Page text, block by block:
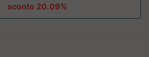
sconto 20.09%